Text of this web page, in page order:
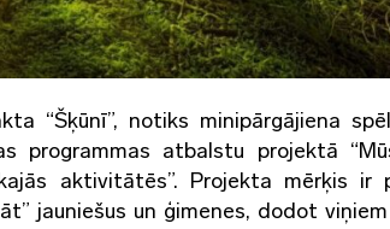
“Šķūnī”, notiks minipārgājiena
programmas atbalstu projektā
aktivitātēs”. Projekta mērķis ir
jauniešus un ģimenes, dodot